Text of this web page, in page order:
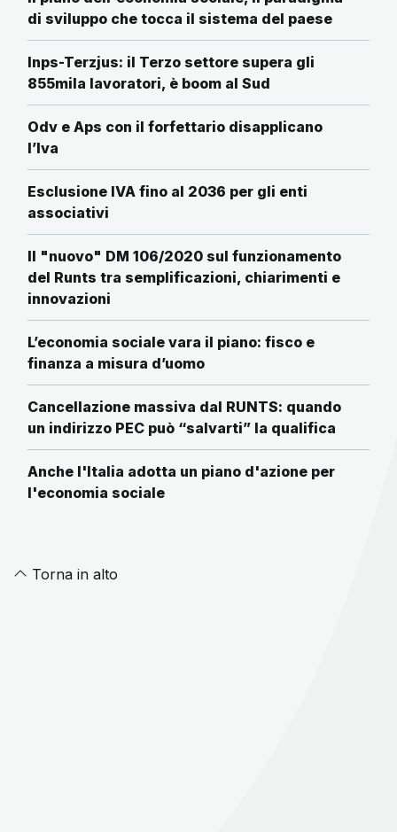
di sviluppo che tocca il sistema del paese
Inps-Terzjus: il Terzo settore supera gli
855mila lavoratori, è boom al Sud
Odv e Aps con il forfettario disapplicano
l’Iva
Esclusione IVA fino al 2036 per gli enti
associativi
Il "nuovo" DM 106/2020 sul funzionamento
del Runts tra semplificazioni, chiarimenti e
innovazioni
L’economia sociale vara il piano: fisco e
finanza a misura d’uomo
Cancellazione massiva dal RUNTS: quando
un indirizzo PEC può “salvarti” la qualifica
Anche l'Italia adotta un piano d'azione per
l'economia sociale
Torna in alto